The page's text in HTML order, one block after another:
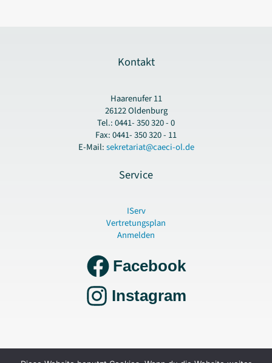
Kontakt
Haarenufer 11
26122 Oldenburg
Tel.: 0441- 350 320 - 0
Fax: 0441- 350 320 - 11
E-Mail:sekretariat@caeci-ol.de
Service
IServ
Vertretungsplan
Anmelden
Facebook
Instagram